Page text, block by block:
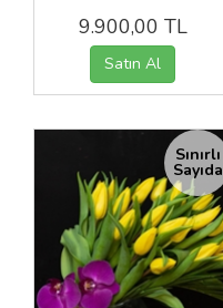
9.900,00 TL
Sınırlı
Sayıda